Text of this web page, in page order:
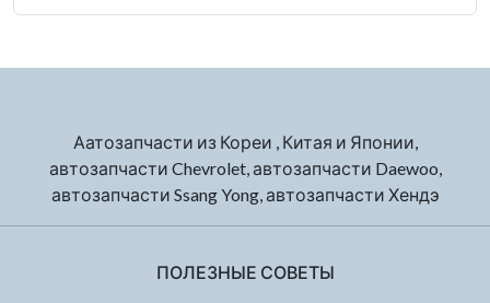
Аатозапчасти из Кореи , Китая и Японии,
автозапчасти Chevrolet, автозапчасти Daewoo,
автозапчасти Ssang Yong, автозапчасти Хендэ
ПОЛЕЗНЫЕ СОВЕТЫ